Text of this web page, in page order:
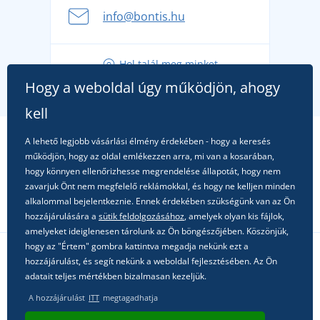
A nyári kaland a csomagolással kezdődik - készüljön
fel a gondtalan nyaralásra
alkalomra!
info@bontis.hu
Hol talál meg minket
Kövessen minket a közösségi hálózatokon
Hogy a weboldal úgy működjön, ahogy
kell
A lehető legjobb vásárlási élmény érdekében - hogy a keresés
működjön, hogy az oldal emlékezzen arra, mi van a kosarában,
hogy könnyen ellenőrizhesse megrendelése állapotát, hogy nem
zavarjuk Önt nem megfelelő reklámokkal, és hogy ne kelljen minden
alkalommal bejelentkeznie. Ennek érdekében szükségünk van az Ön
hozzájárulására a sütik feldolgozásához, amelyek olyan kis fájlok,
amelyeket ideiglenesen tárolunk az Ön böngészőjében. Köszönjük,
hogy az "Értem" gombra kattintva megadja nekünk ezt a
hozzájárulást, és segít nekünk a weboldal fejlesztésében. Az Ön
adatait teljes mértékben bizalmasan kezeljük.
A hozzájárulást ITT megtagadhatja